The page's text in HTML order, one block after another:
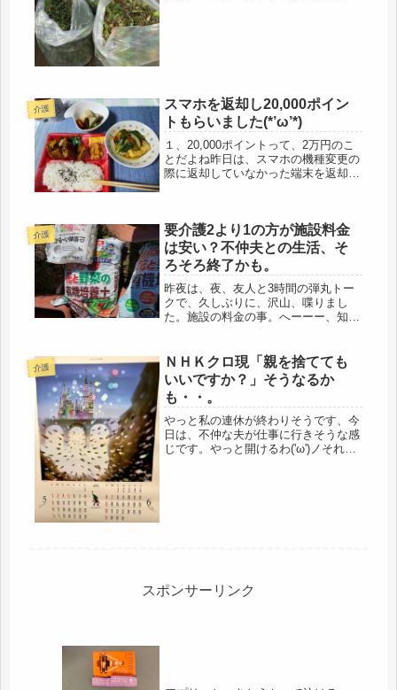
介護
スマホを返却し20,000ポイン
トもらいました(*’ω’*)
１、20,000ポイントって、2万円のこ
とだよね昨日は、スマホの機種変更の
際に返却していなかった端末を返却し
するようですね。機種変の際...
介護
要介護2より1の方が施設料金
は安い？不仲夫との生活、そ
ろそろ終了かも。
昨夜は、夜、友人と3時間の弾丸トー
クで、久しぶりに、沢山、喋りまし
た。施設の料金の事。へーーー、知ら
なるそうそうです。手がかからない
分、安くなるという事らしいのです
が、も...
介護
ＮＨＫクロ現「親を捨てても
いいですか？」そうなるか
も・・。
やっと私の連休が終わりそうです、今
日は、不仲な夫が仕事に行きそうな感
じです。やっと開けるわ('ω')ノそれよ
スポンサーリンク